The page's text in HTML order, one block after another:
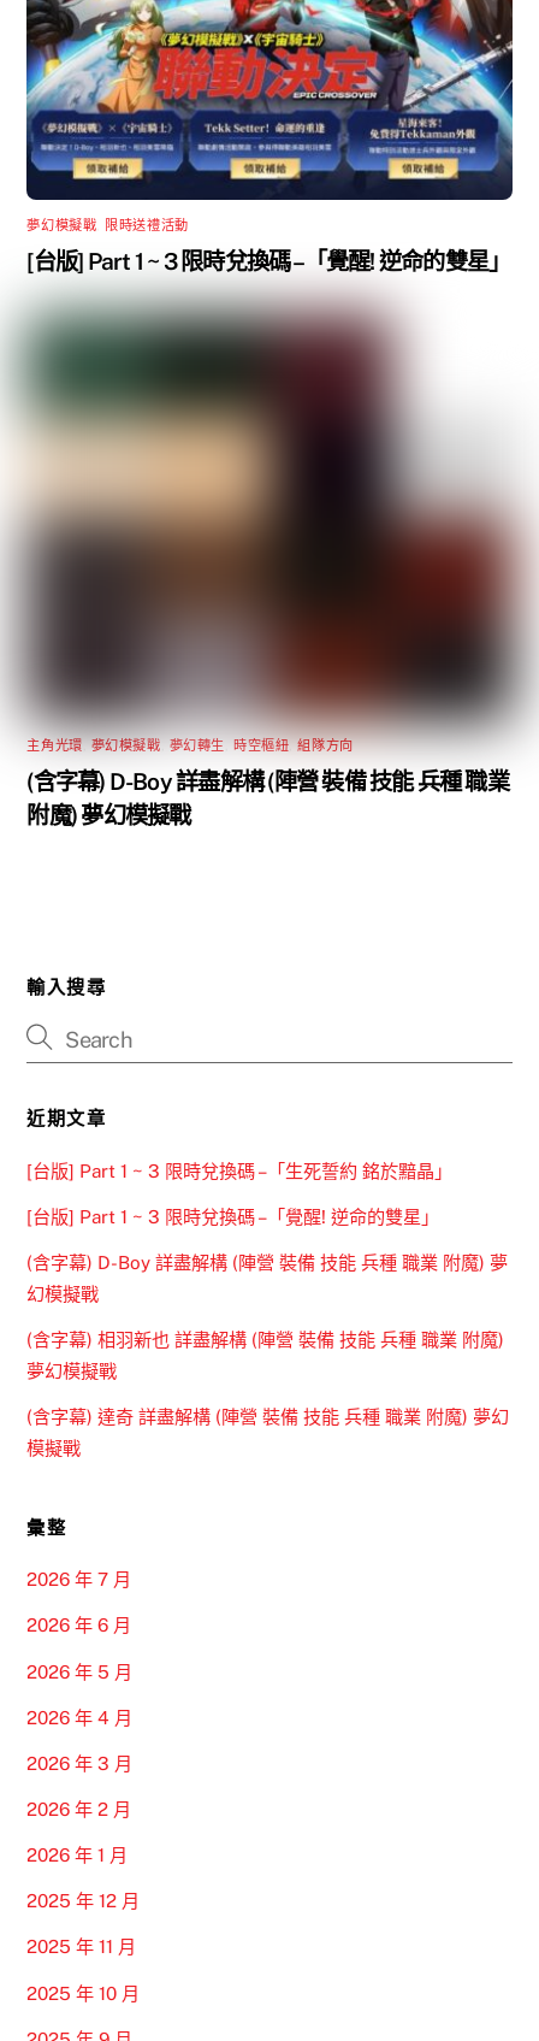
夢幻模擬戰 限時送禮活動
[台版] Part 1 ~ 3 限時兌換碼 –「覺醒! 逆命的雙星」
主角光環 夢幻模擬戰 夢幻轉生 時空樞紐 ,組隊方向
(含字幕) D-Boy 詳盡解構 (陣營 裝備 技能 兵種 職業
附魔) 夢幻模擬戰
輸入搜尋
近期文章
[台版] Part 1 ~ 3 限時兌換碼 –「生死誓約 銘於黯晶」
[台版] Part 1 ~ 3 限時兌換碼 –「覺醒! 逆命的雙星」
(含字幕) D-Boy 詳盡解構 (陣營 裝備 技能 兵種 職業 附魔) 夢
幻模擬戰
(含字幕) 相羽新也 詳盡解構 (陣營 裝備 技能 兵種 職業 附魔)
夢幻模擬戰
(含字幕) 達奇 詳盡解構 (陣營 裝備 技能 兵種 職業 附魔) 夢幻
模擬戰
彙整
2026 年 7 月
2026 年 6 月
2026 年 5 月
2026 年 4 月
2026 年 3 月
2026 年 2 月
2026 年 1 月
2025 年 12 月
2025 年 11 月
2025 年 10 月